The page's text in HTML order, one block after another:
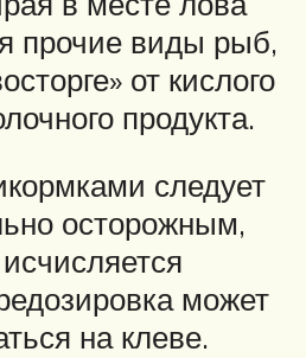
прочие виды рыб,
от кислого
продукта.
следует
осторожным,
может
на клеве.